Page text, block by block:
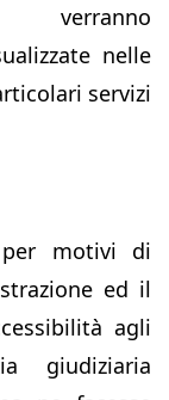
nelle
servizi
motivi di
ed il
agli
giudiziaria